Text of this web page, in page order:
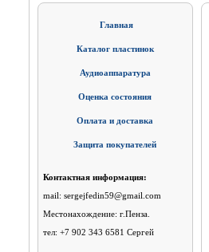
Главная
Каталог пластинок
Аудиоаппаратура
Оценка состояния
Оплата и доставка
Защита покупателей
Контактная информация:
mail: sergejfedin59@gmail.com
Местонахождение: г.Пенза.
тел: +7 902 343 6581 Сергей